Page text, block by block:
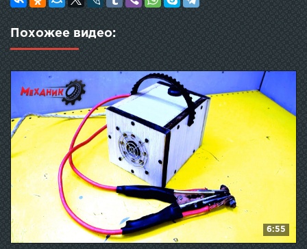
Похожее видео:
6:55